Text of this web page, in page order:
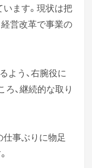
ます。現状は把
営改革で事業の
よう、右腕役に
ろ、継続的な取り
事ぶりに物足